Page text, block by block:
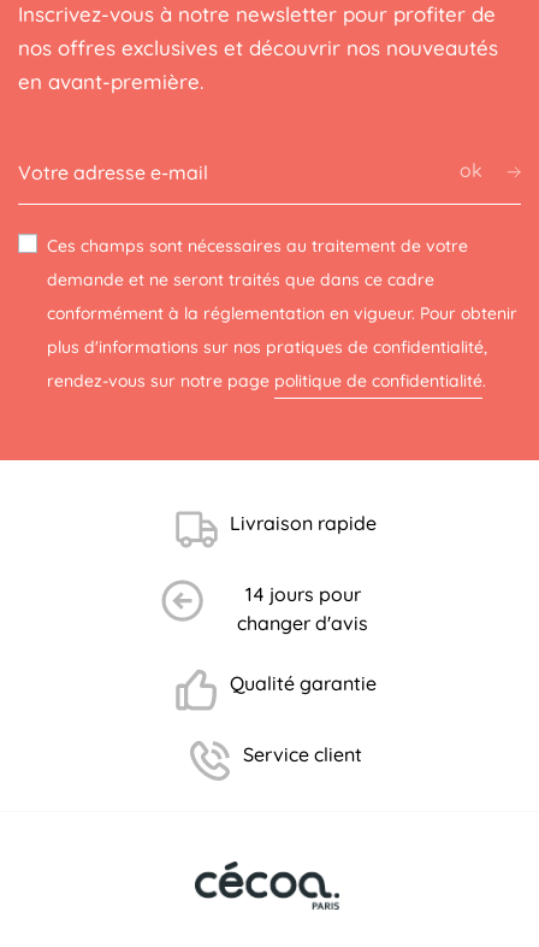
Inscrivez-vous à notre newsletter pour profiter de
nos offres exclusives et découvrir nos nouveautés
en avant-première.
ok
Ces champs sont nécessaires au traitement de votre
demande et ne seront traités que dans ce cadre
conformément à la réglementation en vigueur. Pour obtenir
plus d'informations sur nos pratiques de confidentialité,
rendez-vous sur notre page politique de confidentialité.
Livraison rapide
14 jours pour
changer d'avis
Qualité garantie
Service client